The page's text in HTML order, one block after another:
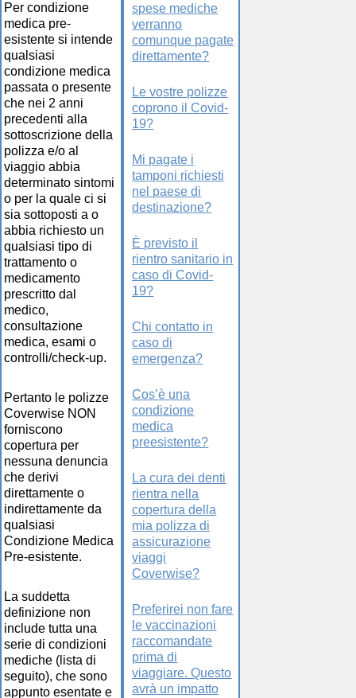
Per condizione
medica pre-
esistente si intende
qualsiasi
condizione medica
passata o presente
che nei 2 anni
precedenti alla
sottoscrizione della
polizza e/o al
viaggio abbia
determinato sintomi
o per la quale ci si
sia sottoposti a o
abbia richiesto un
qualsiasi tipo di
trattamento o
medicamento
prescritto dal
medico,
consultazione
medica, esami o
controlli/check-up.
Pertanto le polizze
Coverwise NON
forniscono
copertura per
nessuna denuncia
che derivi
direttamente o
indirettamente da
qualsiasi
Condizione Medica
Pre-esistente.
La suddetta
definizione non
include tutta una
serie di condizioni
mediche (lista di
seguito), che sono
appunto esentate e
spese mediche
verranno
comunque pagate
direttamente?
Le vostre polizze
coprono il Covid-
19?
Mi pagate i
tamponi richiesti
nel paese di
destinazione?
È previsto il
rientro sanitario in
caso di Covid-
19?
Chi contatto in
caso di
emergenza?
Cos’è una
condizione
medica
preesistente?
La cura dei denti
rientra nella
copertura della
mia polizza di
assicurazione
viaggi
Coverwise?
Preferirei non fare
le vaccinazioni
raccomandate
prima di
viaggiare. Questo
avrà un impatto